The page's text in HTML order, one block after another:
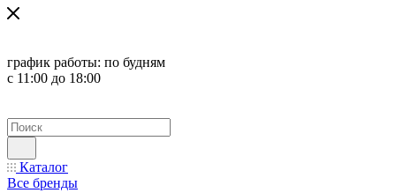
график работы: по будням
с 11:00 до 18:00
Каталог
Все бренды